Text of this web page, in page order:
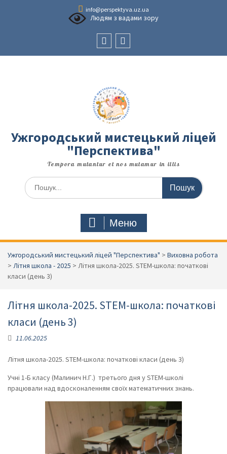
info@perspektyva.uz.ua
Людям з вадами зору
Ужгородський мистецький ліцей
"Перспектива"
Tempora mutantur et nos mutamur in illis
Шукати:
Меню
Ужгородський мистецький ліцей "Перспектива" > Виховна робота
> Літня школа - 2025 > Літня школа-2025. STEM-школа: початкові
класи (день 3)
Літня школа-2025. STEM-школа: початкові
класи (день 3)
11.06.2025
Літня школа-2025. STEM-школа: початкові класи (день 3)
Учні 1-Б класу (Малинич Н.Г.) третього дня у STEM-школі
працювали над вдосконаленням своїх математичних знань.